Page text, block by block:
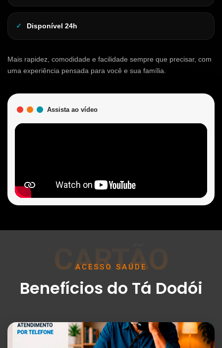
Disponível 24h
Mais rapidez, comodidade e facilidade sempre que precisar, com
uma experiência pensada para você e sua família.
Assista ao vídeo
CARTÃO
ACESSO SAÚDE
Benefícios do Tá Dodói